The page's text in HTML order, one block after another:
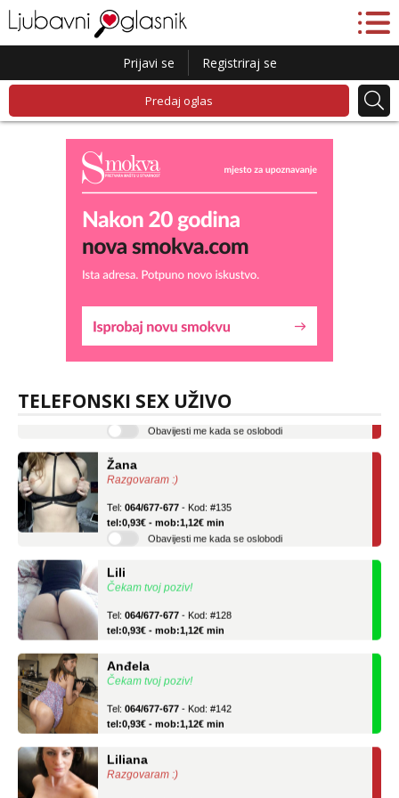
Prijavi se Registriraj se
Predaj oglas
TELEFONSKI SEX UŽIVO
tel:0,93€ - mob:1,12€ min
Razgovaram :)
tel:0,93€ - mob:1,12€ min
Obavijesti me kada se oslobodi
Čekam tvoj poziv!
tel:0,93€ - mob:1,12€ min
Čekam tvoj poziv!
tel:0,93€ - mob:1,12€ min
Razgovaram :)